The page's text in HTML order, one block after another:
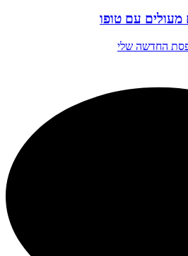
מעולים עם טופו